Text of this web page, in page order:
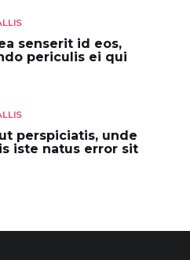
senserit id eos,
periculis ei qui
perspiciatis, unde
iste natus error sit